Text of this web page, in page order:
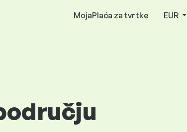
MojaPlaća za tvrtke EUR